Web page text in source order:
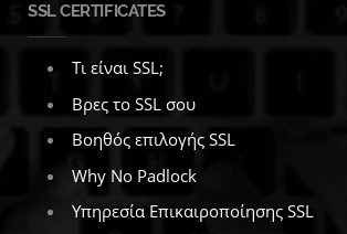
SSL CERTIFICATES
Τι είναι SSL;
Βρες το SSL σου
Βοηθός επιλογής SSL
Why No Padlock
Υπηρεσία Επικαιροποίησης SSL